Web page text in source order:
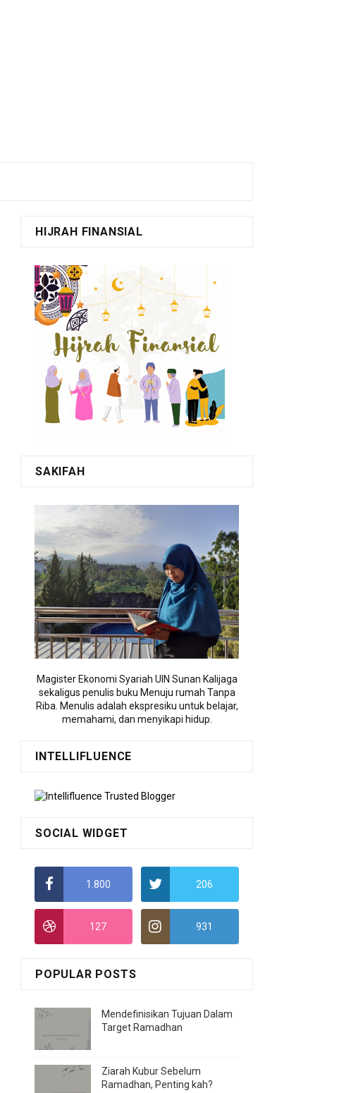
HIJRAH FINANSIAL
SAKIFAH
Magister Ekonomi Syariah UIN Sunan Kalijaga
sekaligus penulis buku Menuju rumah Tanpa
Riba. Menulis adalah ekspresiku untuk belajar,
memahami, dan menyikapi hidup.
INTELLIFLUENCE
SOCIAL WIDGET
1.800 206
127 931
POPULAR POSTS
Mendefinisikan Tujuan Dalam
Target Ramadhan
Ziarah Kubur Sebelum
Ramadhan, Penting kah?